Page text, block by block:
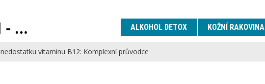
REVIZEDERM - PÉČE O KŮŽI A KOSMETIKA ALKOHOL DETOX KOŽNÍ RAKOVINA
vitaminu B12: Komplexní průvodce